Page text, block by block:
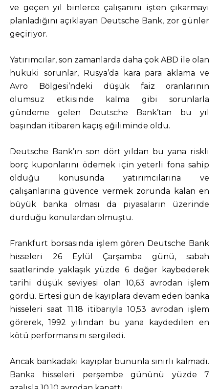
ve geçen yıl binlerce çalışanını işten çıkarmayı
planladığını açıklayan Deutsche Bank, zor günler
geçiriyor.
Yatırımcılar, son zamanlarda daha çok ABD ile olan
hukuki sorunlar, Rusya’da kara para aklama ve
Avro Bölgesi’ndeki düşük faiz oranlarının
olumsuz etkisinde kalma gibi sorunlarla
gündeme gelen Deutsche Bank’tan bu yıl
başından itibaren kaçış eğiliminde oldu.
Deutsche Bank’ın son dört yıldan bu yana riskli
borç kuponlarını ödemek için yeterli fona sahip
olduğu konusunda yatırımcılarına ve
çalışanlarına güvence vermek zorunda kalan en
büyük banka olması da piyasaların üzerinde
durduğu konulardan olmuştu.
Frankfurt borsasında işlem gören Deutsche Bank
hisseleri 26 Eylül Çarşamba günü, sabah
saatlerinde yaklaşık yüzde 6 değer kaybederek
tarihi düşük seviyesi olan 10,63 avrodan işlem
gördü. Ertesi gün de kayıplara devam eden banka
hisseleri saat 11.18 itibarıyla 10,53 avrodan işlem
görerek, 1992 yılından bu yana kaydedilen en
kötü performansını sergiledi.
Ancak bankadaki kayıplar bununla sınırlı kalmadı.
Banka hisseleri perşembe gününü yüzde 7